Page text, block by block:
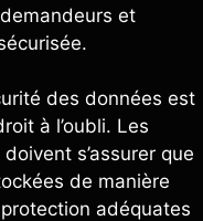
et
des données est
à l’oubli. Les
s’assurer que
de manière
adéquates